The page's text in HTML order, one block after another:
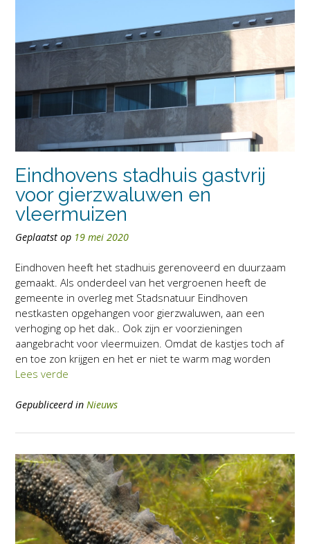
Eindhovens stadhuis gastvrij
voor gierzwaluwen en
vleermuizen
Geplaatst op 19 mei 2020
Eindhoven heeft het stadhuis gerenoveerd en duurzaam
gemaakt. Als onderdeel van het vergroenen heeft de
gemeente in overleg met Stadsnatuur Eindhoven
nestkasten opgehangen voor gierzwaluwen, aan een
verhoging op het dak.. Ook zijn er voorzieningen
aangebracht voor vleermuizen. Omdat de kastjes toch af
en toe zon krijgen en het er niet te warm mag worden
Lees verde
Gepubliceerd in Nieuws